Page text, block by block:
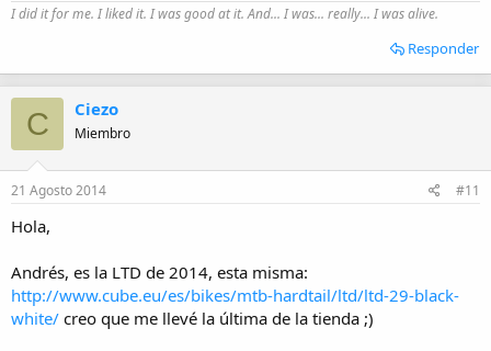
I did it for me. I liked it. I was good at it. And... I was... really... I was alive.
Responder
C Ciezo
Miembro
21 Agosto 2014 #11
Hola,
Andrés, es la LTD de 2014, esta misma:
http://www.cube.eu/es/bikes/mtb-hardtail/ltd/ltd-29-black-
white/ creo que me llevé la última de la tienda ;)